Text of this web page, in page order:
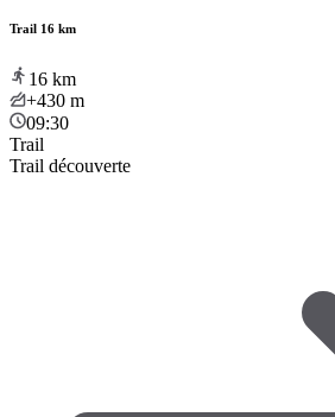
Trail 16 km
16 km
+430 m
09:30
Trail
Trail découverte